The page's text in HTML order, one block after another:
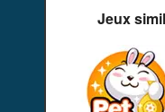
Jeux